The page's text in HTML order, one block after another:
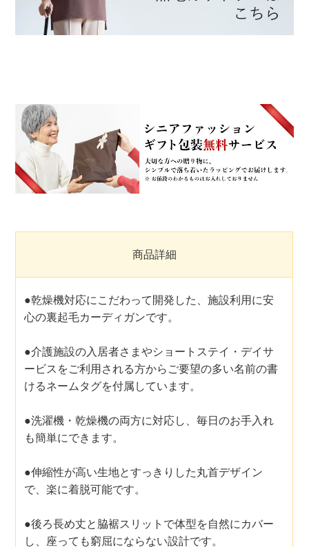
商品詳細
●乾燥機対応にこだわって開発した、施設利用に安
心の裏起毛カーディガンです。
●介護施設の入居者さまやショートステイ・デイサ
ービスをご利用される方からご要望の多い名前の書
けるネームタグを付属しています。
●洗濯機・乾燥機の両方に対応し、毎日のお手入れ
も簡単にできます。
●伸縮性が高い生地とすっきりした丸首デザイン
で、楽に着脱可能です。
●後ろ長め丈と脇裾スリットで体型を自然にカバー
し、座っても窮屈にならない設計です。